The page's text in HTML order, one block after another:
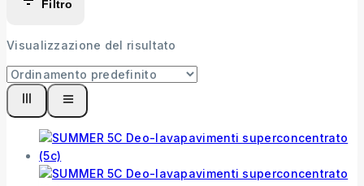
Filtro
Visualizzazione del risultato